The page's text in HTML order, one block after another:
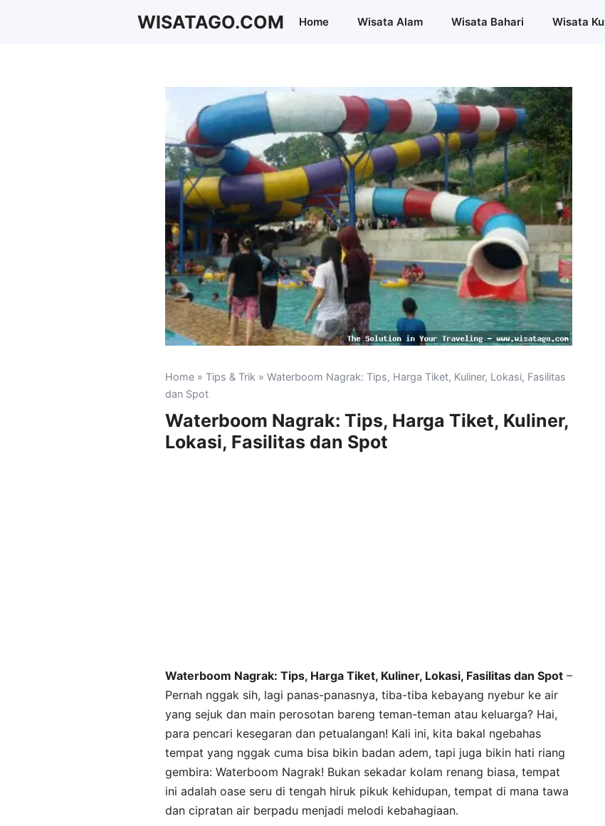
WISATAGO.COM Home Wisata Alam Wisata Bahari Wisata
Home » Tips & Trik » Waterboom Nagrak: Tips, Harga Tiket, Kuliner, Lokasi, Fasilitas
dan Spot
Waterboom Nagrak: Tips, Harga Tiket, Kuliner,
Lokasi, Fasilitas dan Spot
Waterboom Nagrak: Tips, Harga Tiket, Kuliner, Lokasi, Fasilitas dan Spot –
Pernah nggak sih, lagi panas-panasnya, tiba-tiba kebayang nyebur ke air
yang sejuk dan main perosotan bareng teman-teman atau keluarga? Hai,
para pencari kesegaran dan petualangan! Kali ini, kita bakal ngebahas
tempat yang nggak cuma bisa bikin badan adem, tapi juga bikin hati riang
gembira: Waterboom Nagrak! Bukan sekadar kolam renang biasa, tempat
ini adalah oase seru di tengah hiruk pikuk kehidupan, tempat di mana tawa
dan cipratan air berpadu menjadi melodi kebahagiaan.